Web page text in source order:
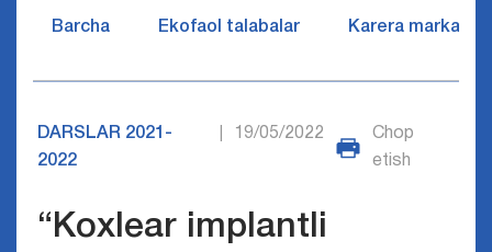
Barcha Ekofaol talabalar Karera markazi
DARSLAR 2021-
2022
19/05/2022
Chop
etish
“Koxlear implantli